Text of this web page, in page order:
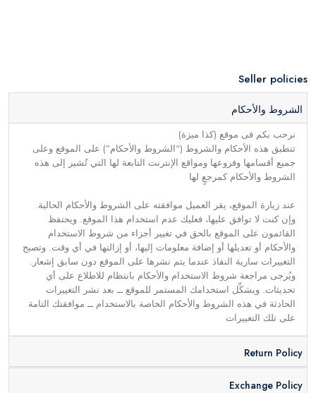
Seller policies
الشروط والأحكام
نرحب بكم فى موقع (كذا ميزة)
تنطبق هذه الأحكام والشروط (“الشروط والأحكام”) على الموقع وعلى
جميع أقسامها وفروعها ومواقع الإنترنت التابعة لها التي تُشير إلى هذه
الشروط والأحكام كمرجعٍ لها
عند زيارة الموقع، يقر العميل موافقته على الشروط والأحكام الحالية.
وإن كنت لا توافق عليها، فعليك عدم استخدام هذا الموقع. ويحتفظ
القائمون على الموقع بالحق في تغيير أجزاء من شروط الاستخدام
والأحكام أو تعديلها أو إضافة معلومات إليها، أو إزالتها في أي وقت. وتصبح
التغييرات سارية النفاذ عندما يتم نشرها على الموقع دون سابق إشعار.
ويُرجى مراجعة شروط الاستخدام والأحكام بانتظام للاطلاع على أي
تحديثات. ويشكِّل استخدامك المستمر للموقع ــ بعد نشر التغييرات
الحادثة في هذه الشروط والأحكام الخاصة بالاستخدام ــ موافقتك التامة
على تلك التغييرات
Return Policy
Exchange Policy